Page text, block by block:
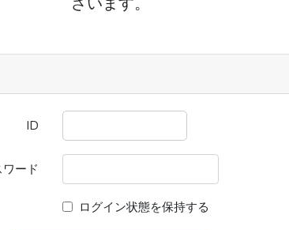
ID
ード
ログイン状態を保持する